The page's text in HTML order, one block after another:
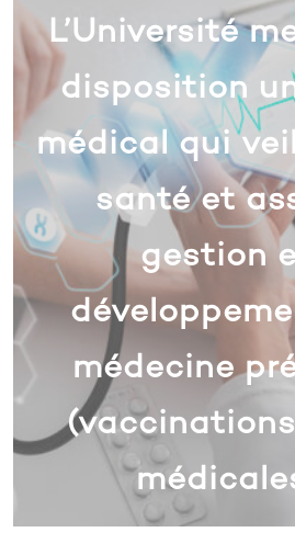
L’Université
disposition
médical qui
santé et
gestion
médecine